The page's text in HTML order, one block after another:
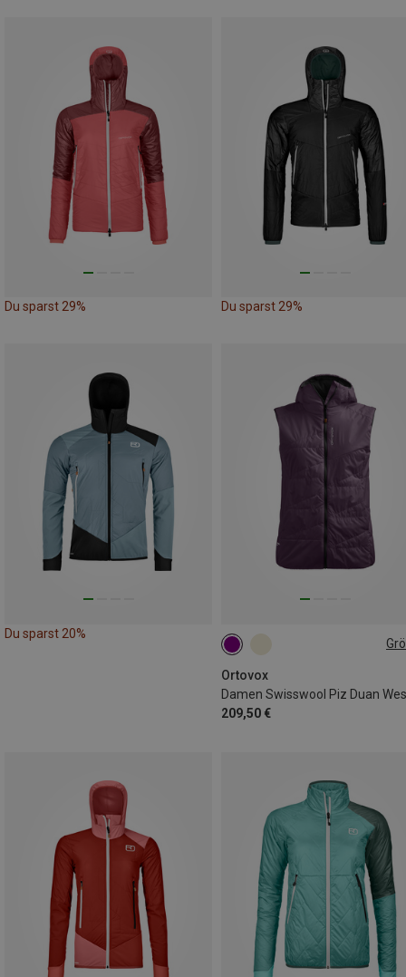
Du sparst 29% Du sparst 29%
Du sparst 20%
Ortovox
Damen Swisswool Piz Duan
209,50 €
XS